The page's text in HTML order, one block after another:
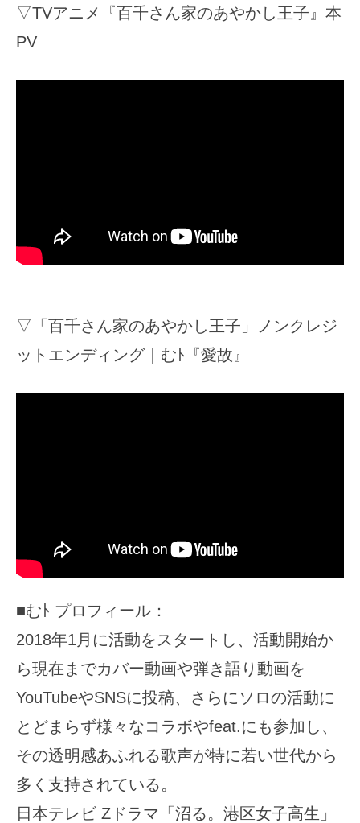
▽TVアニメ『百千さん家のあやかし王子』本
PV
▽「百千さん家のあやかし王子」ノンクレジ
ットエンディング｜むﾄ『愛故』
■むﾄ プロフィール：
2018年1月に活動をスタートし、活動開始か
ら現在までカバー動画や弾き語り動画を
YouTubeやSNSに投稿、さらにソロの活動に
とどまらず様々なコラボやfeat.にも参加し、
その透明感あふれる歌声が特に若い世代から
多く支持されている。
日本テレビ Zドラマ「沼る。港区女子高生」